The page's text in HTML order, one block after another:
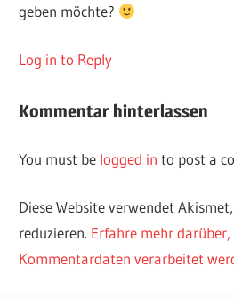
geben möchte?
Log in to Reply
Kommentar hinterlassen
You must be logged in to post a
Diese Website verwendet
reduzieren. Erfahre mehr
Kommentardaten verarbeitet